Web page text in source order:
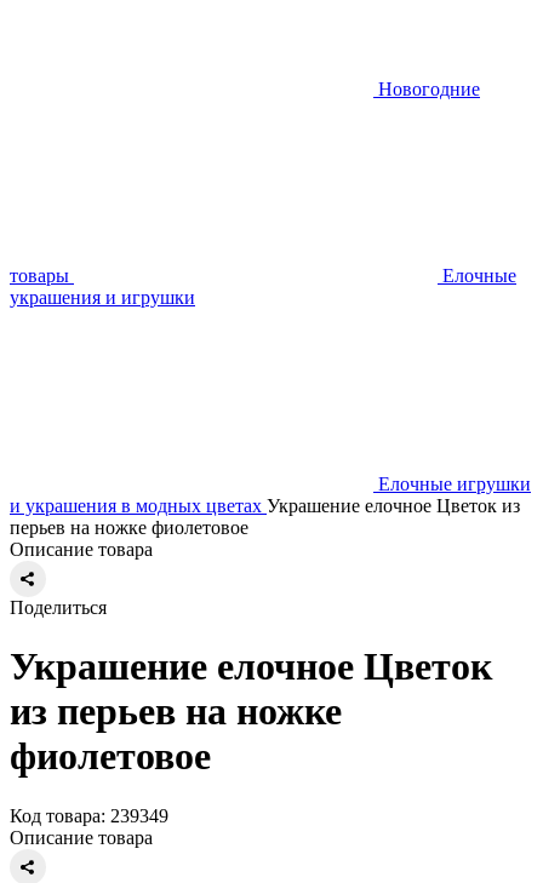
Новогодние
товары
Елочные
украшения и игрушки
Елочные игрушки
и украшения в модных цветах Украшение елочное Цветок из
перьев на ножке фиолетовое
Описание товара
Поделиться
Украшение елочное Цветок
из перьев на ножке
фиолетовое
Код товара: 239349
Описание товара